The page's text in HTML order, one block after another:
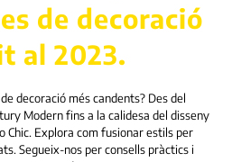
de decoració
al 2023.
decoració més candents? Des del
Modern fins a la calidesa del disseny
Chic. Explora com fusionar estils per
Segueix-nos per consells pràctics i